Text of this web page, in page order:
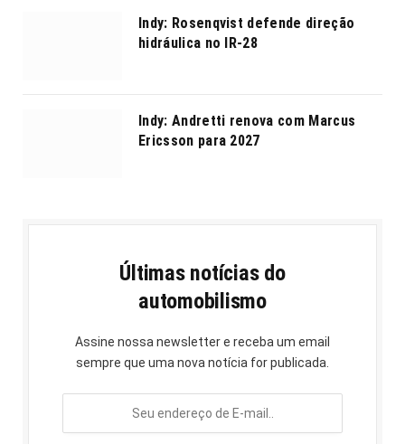
Indy: Rosenqvist defende direção
hidráulica no IR-28
Indy: Andretti renova com Marcus
Ericsson para 2027
Últimas notícias do
automobilismo
Assine nossa newsletter e receba um email
sempre que uma nova notícia for publicada.